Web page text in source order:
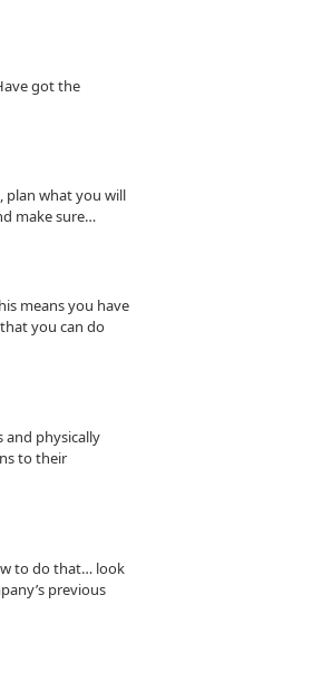
got the
plan what you will
make sure…
means you have
you can do
and physically
to their
to do that… look
previous